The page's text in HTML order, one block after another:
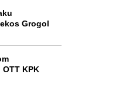
Grogol
KPK